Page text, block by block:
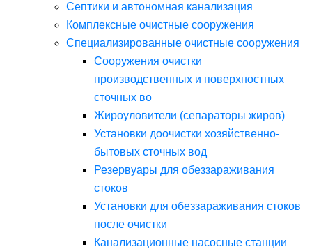
Септики и автономная канализация
Комплексные очистные сооружения
Специализированные очистные сооружения
Сооружения очистки
производственных и поверхностных
сточных во
Жироуловители (сепараторы жиров)
Установки доочистки хозяйственно-
бытовых сточных вод
Резервуары для обеззараживания
стоков
Установки для обеззараживания стоков
после очистки
Канализационные насосные станции